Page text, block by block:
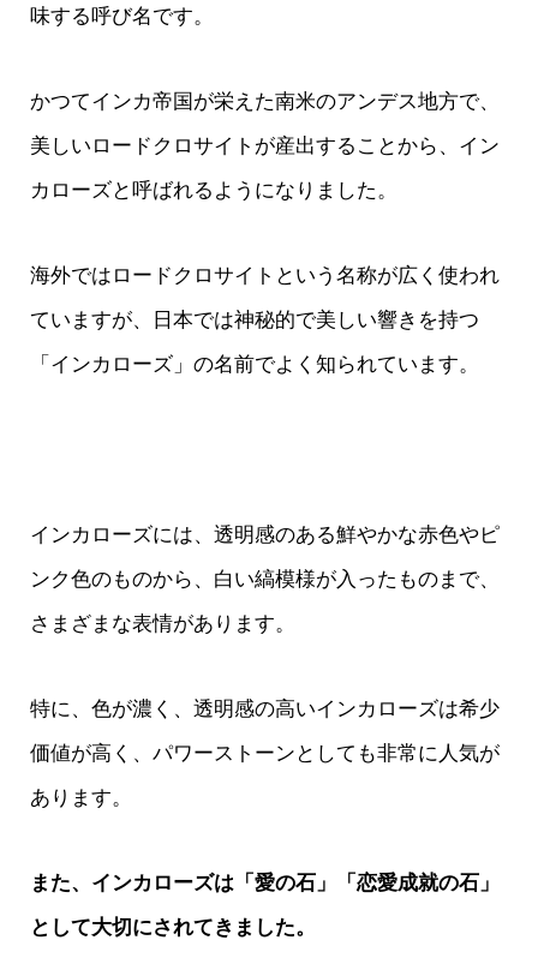
味する呼び名です。
かつてインカ帝国が栄えた南米のアンデス地方で、
美しいロードクロサイトが産出することから、イン
カローズと呼ばれるようになりました。
海外ではロードクロサイトという名称が広く使われ
ていますが、日本では神秘的で美しい響きを持つ
「インカローズ」の名前でよく知られています。
インカローズには、透明感のある鮮やかな赤色やピ
ンク色のものから、白い縞模様が入ったものまで、
さまざまな表情があります。
特に、色が濃く、透明感の高いインカローズは希少
価値が高く、パワーストーンとしても非常に人気が
あります。
また、インカローズは「愛の石」「恋愛成就の石」
として大切にされてきました。